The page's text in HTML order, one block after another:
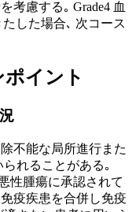
考慮する｡ Grade4 血
した場合､ 次コース
イント
不能な局所進行また
れることがある｡
性腫瘍に承認されて
疫疾患を合併し免疫